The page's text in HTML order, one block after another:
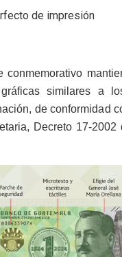
de impresión
conmemorativo
gráficas similares a
de conformidad
Decreto 17-2002